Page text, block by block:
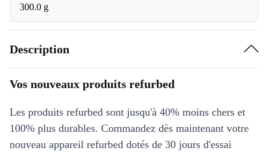
300.0 g
Description
Vos nouveaux produits refurbed
Les produits refurbed sont jusqu'à 40% moins chers et
100% plus durables. Commandez dès maintenant votre
nouveau appareil refurbed dotés de 30 jours d'essai